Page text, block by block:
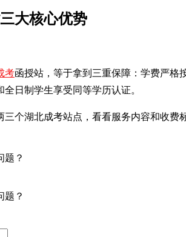
大核心优势
考函授站，等于拿到三重保障：学费严格
日制学生享受同等学历认证。
三个湖北成考站点，看看服务内容和收
题？
题？